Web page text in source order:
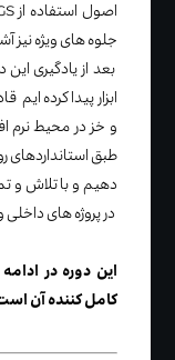
جلوه های ویژه نیز
بعد از یادگیری
ابزار پیدا کرده
و خز در محیط نرم
طبق استانداردهای
در پروژه های
کامل کننده آن